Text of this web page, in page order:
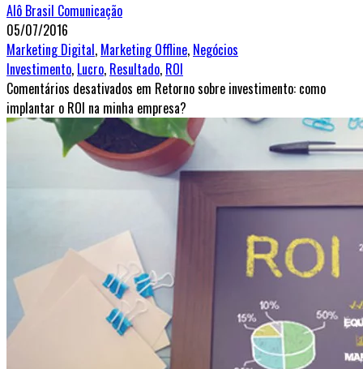
Alô Brasil Comunicação
05/07/2016
Marketing Digital, Marketing Offline, Negócios
Investimento, Lucro, Resultado, ROI
Comentários desativados em Retorno sobre investimento: como
implantar o ROI na minha empresa?